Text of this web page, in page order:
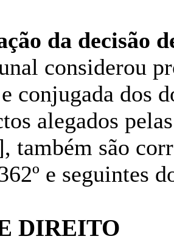
da decisão
considerou
conjugada dos
alegados
também são
e seguintes
DIREITO